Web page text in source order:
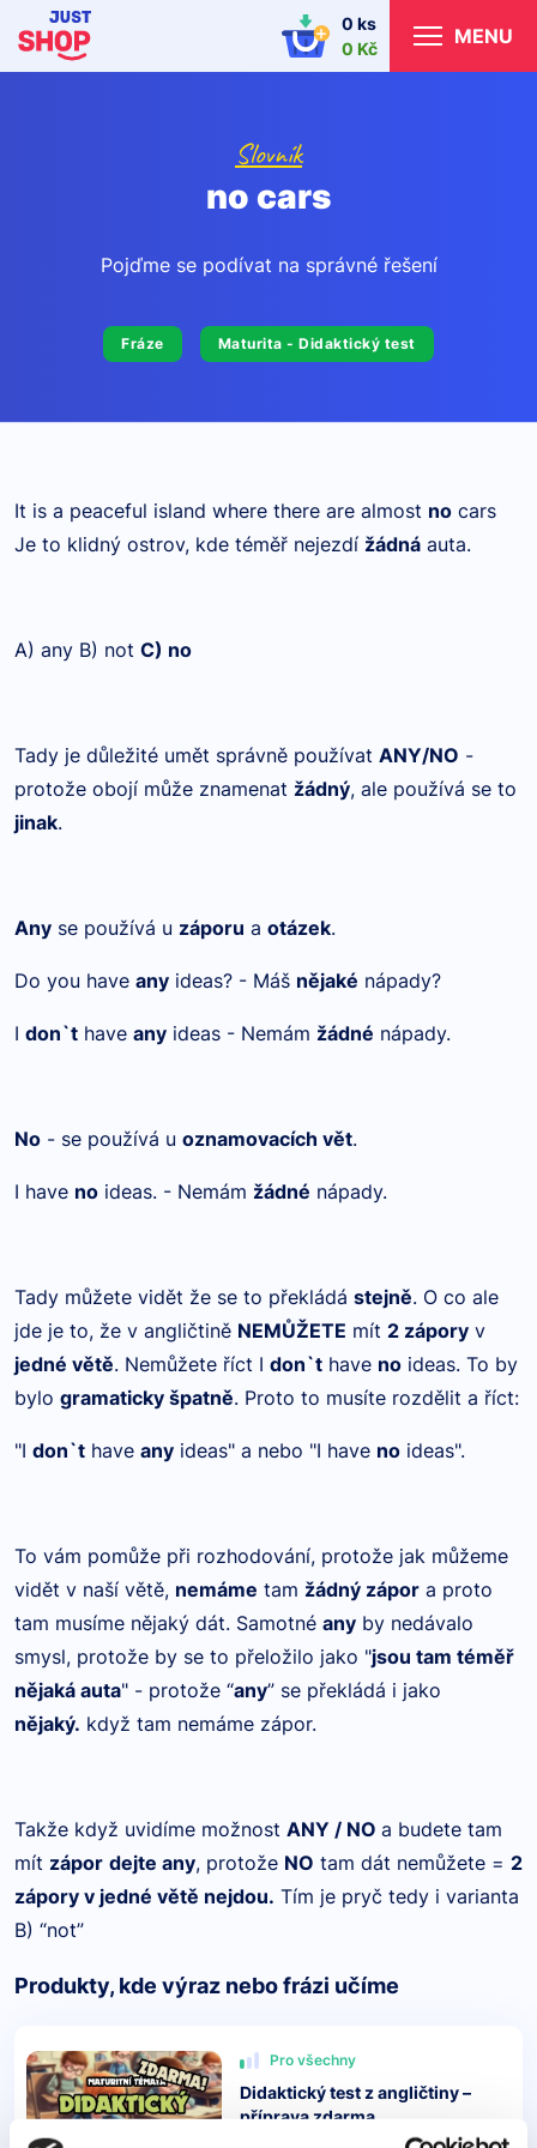
0 ks
0 Kč
MENU
Slovník
no cars
Pojďme se podívat na správné řešení
Fráze Maturita - Didaktický test
It is a peaceful island where there are almost no cars
Je to klidný ostrov, kde téměř nejezdí žádná auta.
A) any B) not C) no
Tady je důležité umět správně používat ANY/NO -
protože obojí může znamenat žádný, ale používá se to
jinak.
Any se používá u záporu a otázek.
Do you have any ideas? - Máš nějaké nápady?
I don`t have any ideas - Nemám žádné nápady.
No - se používá u oznamovacích vět.
I have no ideas. - Nemám žádné nápady.
Tady můžete vidět že se to překládá stejně. O co ale
jde je to, že v angličtině NEMŮŽETE mít 2 zápory v
jedné větě. Nemůžete říct I don`t have no ideas. To by
bylo gramaticky špatně. Proto to musíte rozdělit a říct:
"I don`t have any ideas" a nebo "I have no ideas".
To vám pomůže při rozhodování, protože jak můžeme
vidět v naší větě, nemáme tam žádný zápor a proto
tam musíme nějaký dát. Samotné any by nedávalo
smysl, protože by se to přeložilo jako "jsou tam téměř
nějaká auta" - protože “any” se překládá i jako
nějaký. když tam nemáme zápor.
Takže když uvidíme možnost ANY / NO a budete tam
mít zápor dejte any, protože NO tam dát nemůžete = 2
zápory v jedné větě nejdou. Tím je pryč tedy i varianta
B) “not”
Produkty, kde výraz nebo frázi učíme
Pro všechny
Didaktický test z angličtiny –
příprava zdarma